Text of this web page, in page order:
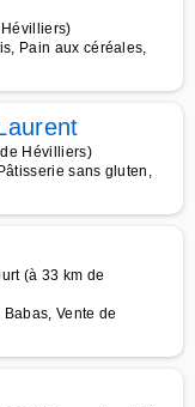
Pain aux céréales,
Hévilliers)
sans gluten,
(à 33 km de
Vente de